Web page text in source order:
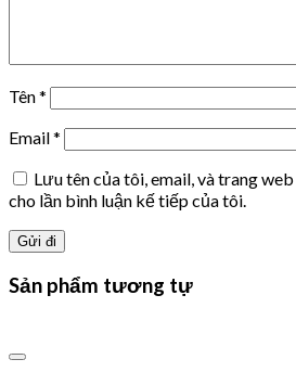
Tên*
Email*
Lưu tên của tôi, email, và trang
cho lần bình luận kế tiếp của tôi.
Sản phẩm tương tự